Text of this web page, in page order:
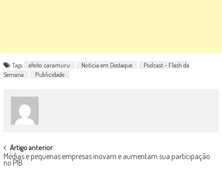
Tags efeito caramuru Notícia em Destaque
Podcast - Flash da
Semana
Publicidade
POST
NAVIGATION
Artigo anterior
Médias e pequenas empresas inovam e aumentam sua participação
no PIB